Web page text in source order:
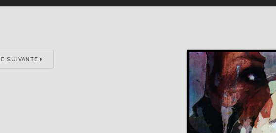
SUIVANTE